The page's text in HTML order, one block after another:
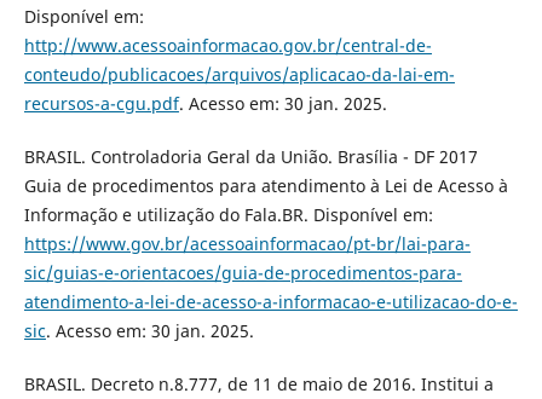
Disponível em:
http://www.acessoainformacao.gov.br/central-de-
conteudo/publicacoes/arquivos/aplicacao-da-lai-em-
recursos-a-cgu.pdf. Acesso em: 30 jan. 2025.
BRASIL. Controladoria Geral da União. Brasília - DF 2017
Guia de procedimentos para atendimento à Lei de Acesso à
Informação e utilização do Fala.BR. Disponível em:
https://www.gov.br/acessoainformacao/pt-br/lai-para-
sic/guias-e-orientacoes/guia-de-procedimentos-para-
atendimento-a-lei-de-acesso-a-informacao-e-utilizacao-do-e-
sic. Acesso em: 30 jan. 2025.
BRASIL. Decreto n.8.777, de 11 de maio de 2016. Institui a